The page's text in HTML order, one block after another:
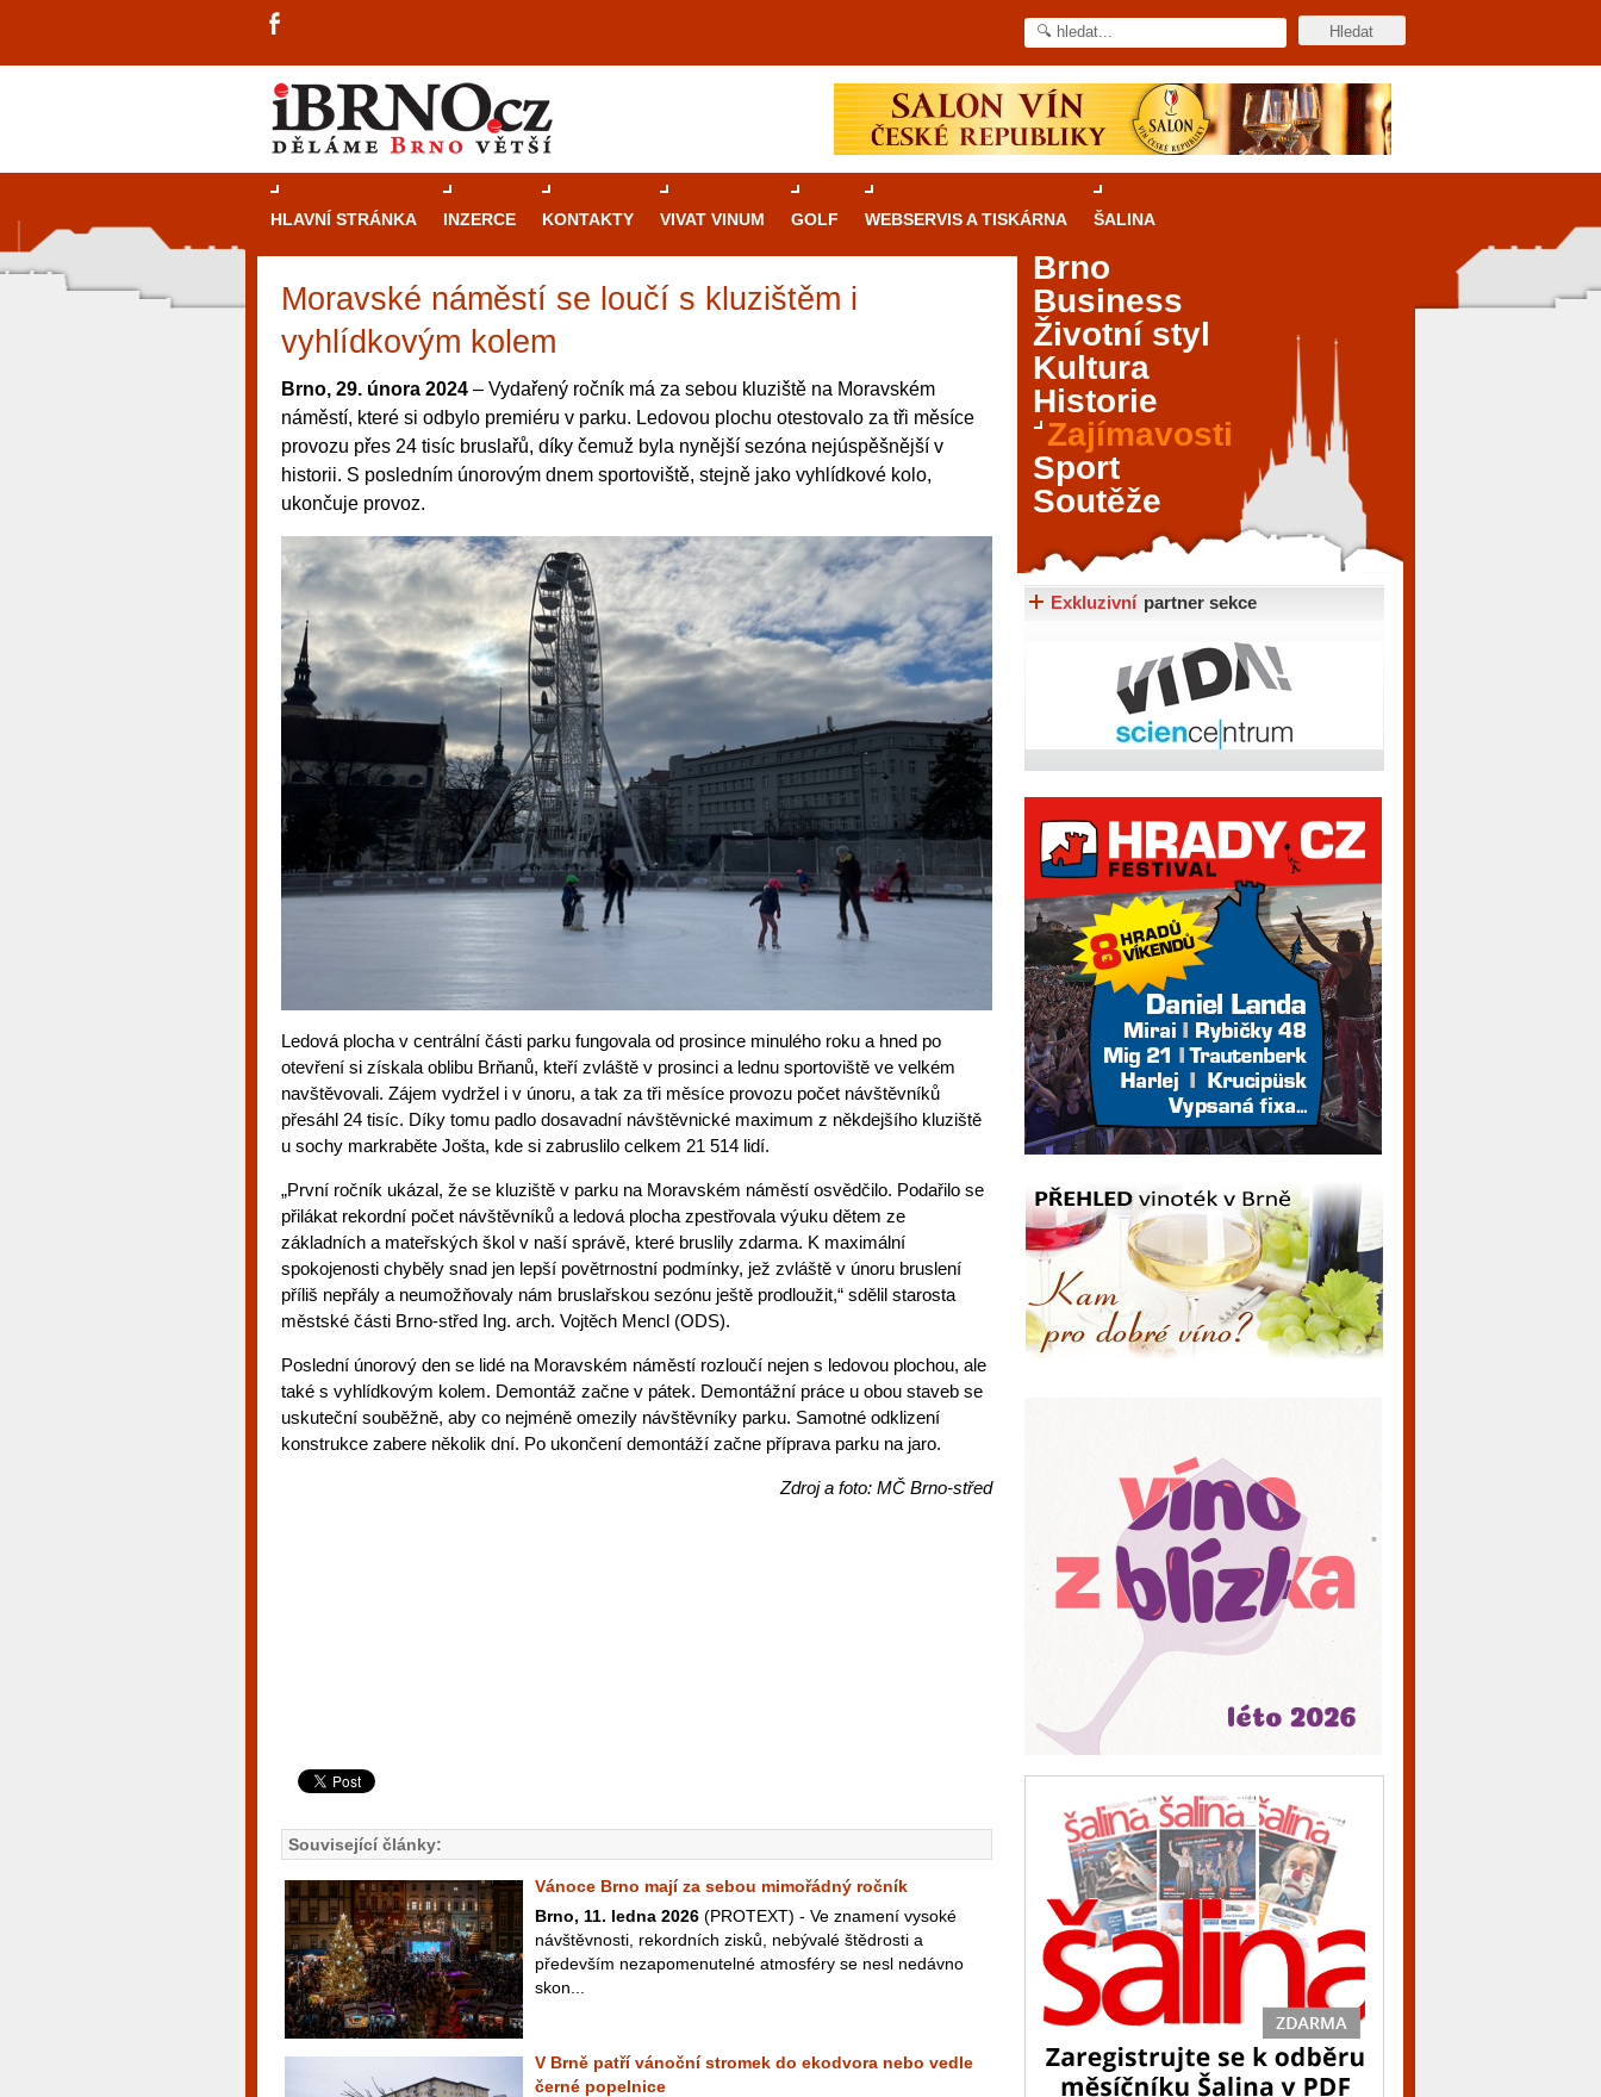
HLAVNÍ STRÁNKA INZERCE KONTAKTY VIVAT VINUM GOLF WEBSERVIS A TISKÁRNA ŠALINA
Moravské náměstí se loučí s kluzištěm i
vyhlídkovým kolem
Brno, 29. února 2024 – Vydařený ročník má za sebou kluziště na Moravském
náměstí, které si odbylo premiéru v parku. Ledovou plochu otestovalo za tři měsíce
provozu přes 24 tisíc bruslařů, díky čemuž byla nynější sezóna nejúspěšnější v
historii. S posledním únorovým dnem sportoviště, stejně jako vyhlídkové kolo,
ukončuje provoz.
Ledová plocha v centrální části parku fungovala od prosince minulého roku a hned po
otevření si získala oblibu Brňanů, kteří zvláště v prosinci a lednu sportoviště ve velkém
navštěvovali. Zájem vydržel i v únoru, a tak za tři měsíce provozu počet návštěvníků
přesáhl 24 tisíc. Díky tomu padlo dosavadní návštěvnické maximum z někdejšího kluziště
u sochy markraběte Jošta, kde si zabruslilo celkem 21 514 lidí.
„První ročník ukázal, že se kluziště v parku na Moravském náměstí osvědčilo. Podařilo se
přilákat rekordní počet návštěvníků a ledová plocha zpestřovala výuku dětem ze
základních a mateřských škol v naší správě, které bruslily zdarma. K maximální
spokojenosti chyběly snad jen lepší povětrnostní podmínky, jež zvláště v únoru bruslení
příliš nepřály a neumožňovaly nám bruslařskou sezónu ještě prodloužit,“ sdělil starosta
městské části Brno-střed Ing. arch. Vojtěch Mencl (ODS).
Poslední únorový den se lidé na Moravském náměstí rozloučí nejen s ledovou plochou, ale
také s vyhlídkovým kolem. Demontáž začne v pátek. Demontážní práce u obou staveb se
uskuteční souběžně, aby co nejméně omezily návštěvníky parku. Samotné odklizení
konstrukce zabere několik dní. Po ukončení demontáží začne příprava parku na jaro.
Zdroj a foto: MČ Brno-střed
Související články:
Vánoce Brno mají za sebou mimořádný ročník
Brno, 11. ledna 2026 (PROTEXT) - Ve znamení vysoké
návštěvnosti, rekordních zisků, nebývalé štědrosti a
především nezapomenutelné atmosféry se nesl nedávno
skon...
V Brně patří vánoční stromek do ekodvora nebo vedle
černé popelnice
Průvodcekasinovými hrami v Brně: Od
Brno je městem známým pro zajímavé památky, skvělé
restaurace, divadla a univerzity. Mimo jiné je ale také
místem, kde si můžete legálně a bezpečně vyzkoušet
různé kasinové hry. V neustále kvetoucí moravské
metropoli naleznete širokou nabídku her od klasické
Celý článek...
Brno
Business
Životní styl
Kultura
Historie
Zajímavosti
Sport
Soutěže
Exkluzivní partner sekce